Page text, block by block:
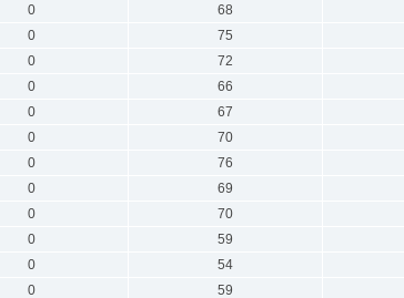
0 68
0 75
0 72
0 66
0 67
0 70
0 76
0 69
0 70
0 59
0 54
0 59